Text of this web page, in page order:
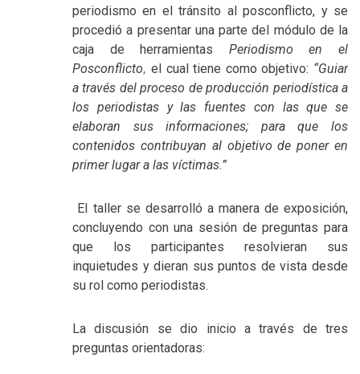
periodismo en el tránsito al posconflicto, y se
procedió a presentar una parte del módulo de la
caja de herramientas Periodismo en el
Posconflicto, el cual tiene como objetivo: “Guiar
a través del proceso de producción periodística a
los periodistas y las fuentes con las que se
elaboran sus informaciones; para que los
contenidos contribuyan al objetivo de poner en
primer lugar a las víctimas.”
El taller se desarrolló a manera de exposición,
concluyendo con una sesión de preguntas para
que los participantes resolvieran sus
inquietudes y dieran sus puntos de vista desde
su rol como periodistas.
La discusión se dio inicio a través de tres
preguntas orientadoras: